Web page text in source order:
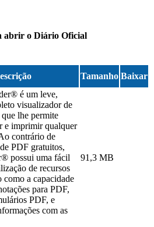
abrir o Diário Oficial
Tamanho Baixar
é um leve,
visualizador de
lhe permite
e imprimir qualquer
contrário de
PDF gratuitos,
possui uma fácil
de recursos
como a capacidade
para PDF,
PDF, e
com as
91,3 MB